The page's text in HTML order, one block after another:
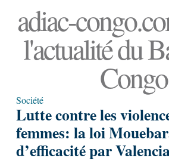
adiac-
l'actualité du
Congo
Société
Lutte contre les
femmes: la loi
d’efficacité par